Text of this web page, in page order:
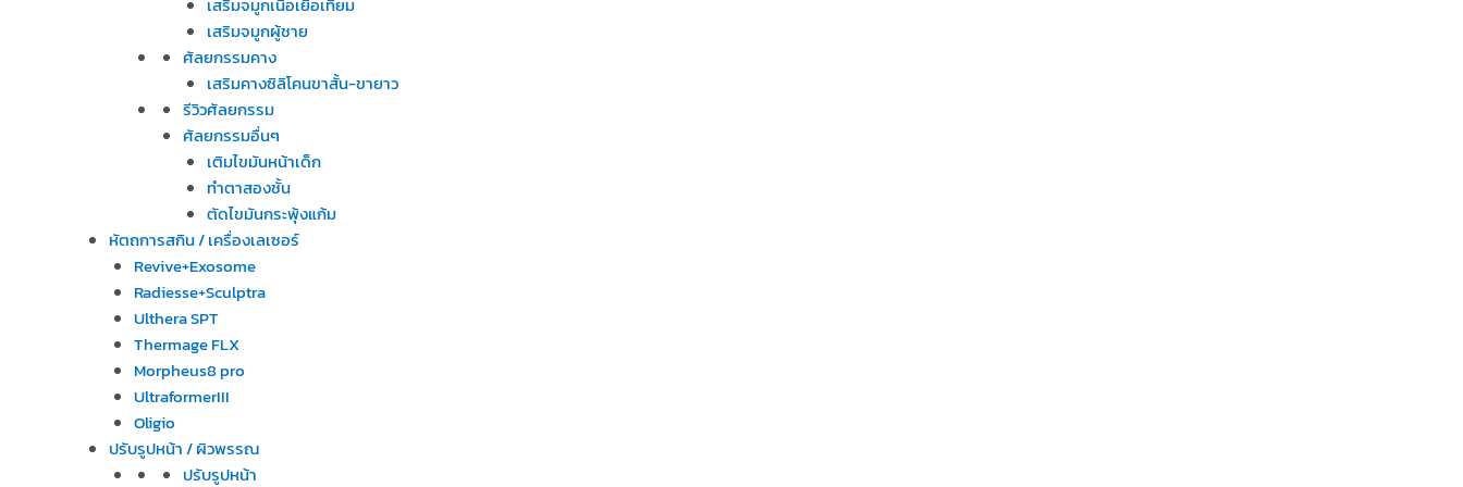
เสริมจมูกผู้ชาย
ศัลยกรรมคาง
เสริมคางซิลิโคนขาสั้น-ขายาว
รีวิวศัลยกรรม
ศัลยกรรมอื่นๆ
เติมไขมันหน้าเด็ก
ทำตาสองชั้น
ตัดไขมันกระพุ้งแก้ม
หัตถการสกิน / เครื่องเลเซอร์
Revive+Exosome
Radiesse+Sculptra
Ulthera SPT
Thermage FLX
Morpheus8 pro
UltraformerIII
Oligio
ปรับรูปหน้า / ผิวพรรณ
ปรับรูปหน้า